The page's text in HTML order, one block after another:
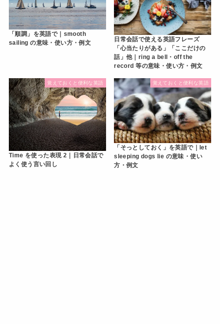
「順調」を英語で｜smooth
sailing の意味・使い方・例文
日常会話で使える英語フレーズ
「心当たりがある」「ここだけの
話」他｜ring a bell・off the
record 等の意味・使い方・例文
覚えておくと便利な英語
Time を使った表現 2｜日常会話で
よく使う言い回し
覚えておくと便利な英語
「そっとしておく」を英語で｜let
sleeping dogs lie の意味・使い
方・例文